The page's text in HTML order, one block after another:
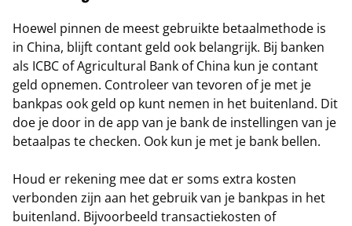
Hoewel pinnen de meest gebruikte betaalmethode is
in China, blijft contant geld ook belangrijk. Bij banken
als ICBC of Agricultural Bank of China kun je contant
geld opnemen. Controleer van tevoren of je met je
bankpas ook geld op kunt nemen in het buitenland. Dit
doe je door in de app van je bank de instellingen van je
betaalpas te checken. Ook kun je met je bank bellen.
Houd er rekening mee dat er soms extra kosten
verbonden zijn aan het gebruik van je bankpas in het
buitenland. Bijvoorbeeld transactiekosten of